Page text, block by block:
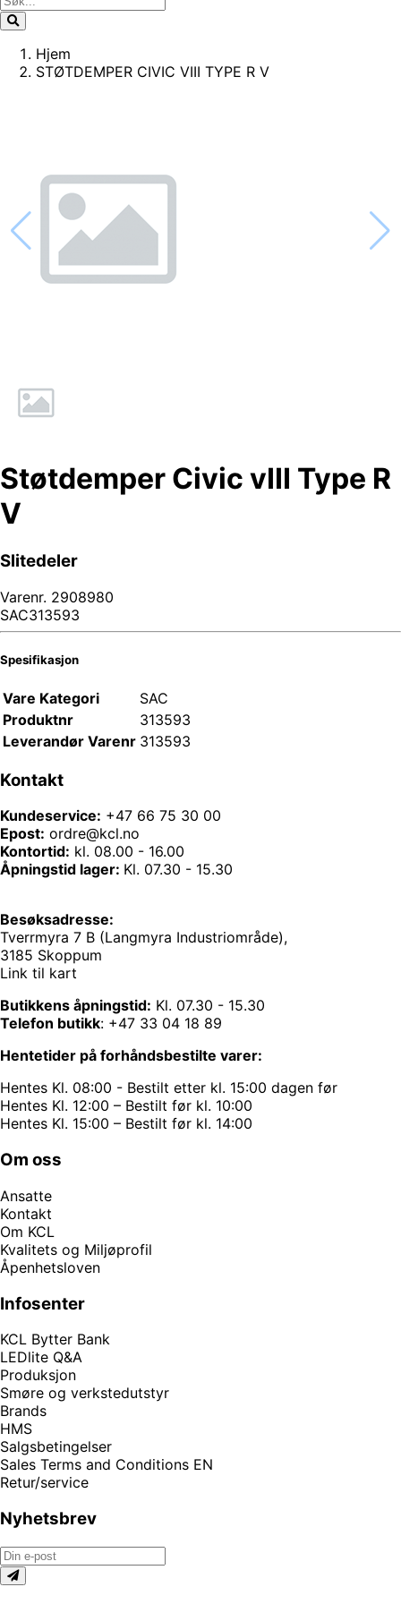
Hjem
STØTDEMPER CIVIC VIII TYPE R V
Støtdemper Civic vIII Type R
V
Slitedeler
Varenr. 2908980
SAC313593
Spesifikasjon
Vare Kategori
SAC
Produktnr
313593
Leverandør Varenr 313593
Kontakt
Kundeservice: +47 66 75 30 00
Epost: ordre@kcl.no
Kontortid: kl. 08.00 - 16.00
Åpningstid lager: Kl. 07.30 - 15.30
Besøksadresse:
Tverrmyra 7 B (Langmyra Industriområde),
3185 Skoppum
Link til kart
Butikkens åpningstid: Kl. 07.30 - 15.30
Telefon butikk: +47 33 04 18 89
Hentetider på forhåndsbestilte varer:
Hentes Kl. 08:00 - Bestilt etter kl. 15:00 dagen før
Hentes Kl. 12:00 – Bestilt før kl. 10:00
Hentes Kl. 15:00 – Bestilt før kl. 14:00
Om oss
Ansatte
Kontakt
Om KCL
Kvalitets og Miljøprofil
Åpenhetsloven
Infosenter
KCL Bytter Bank
LEDlite Q&A
Produksjon
Smøre og verkstedutstyr
Brands
HMS
Salgsbetingelser
Sales Terms and Conditions EN
Retur/service
Nyhetsbrev